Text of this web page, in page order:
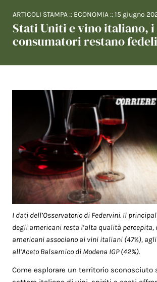
ARTICOLI STAMPA :: ECONOMIA ::15 giugno
Stati Uniti e vino italiano, i
consumatori restano fedeli
I dati dell’Osservatorio di Federvini. Il
degli americani resta l’alta qualità percepita,
americani associano ai vini italiani (47%),
all’Aceto Balsamico di Modena IGP (42%).
Come esplorare un territorio sconosciuto